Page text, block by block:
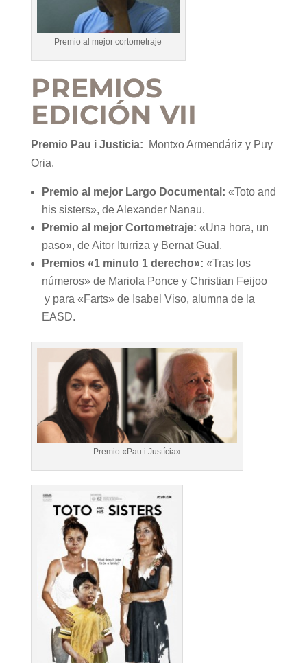
Premio al mejor cortometraje
PREMIOS
EDICIÓN VII
Premio Pau i Justicia: Montxo Armendáriz y Puy
Oria.
Premio al mejor Largo Documental: «Toto and
his sisters», de Alexander Nanau.
Premio al mejor Cortometraje: «Una hora, un
paso», de Aitor Iturriza y Bernat Gual.
Premios «1 minuto 1 derecho»: «Tras los
números» de Mariola Ponce y Christian Feijoo
y para «Farts» de Isabel Viso, alumna de la
EASD.
Premio «Pau i Justícia»